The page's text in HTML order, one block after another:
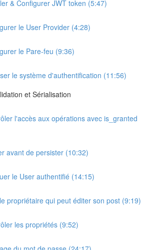
& Configurer JWT token (5:47)
le User Provider (4:28)
le Pare-feu (9:36)
le système d'authentification (11:56)
et Sérialisation
l'accès aux opérations avec is_granted
avant de persister (10:32)
le User authentifié (14:15)
propriétaire qui peut éditer son post (9:19)
les propriétés (9:52)